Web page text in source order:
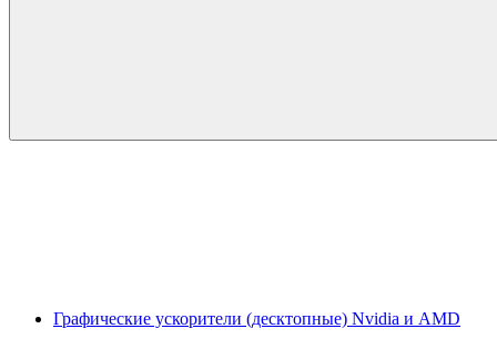
Графические ускорители (десктопные) Nvidia и AMD